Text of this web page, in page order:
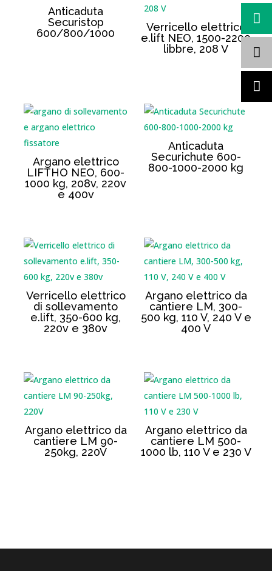
Anticaduta
Securistop
600/800/1000
Verricello elettrico
e.lift NEO, 1500-2200
libbre, 208 V
Argano elettrico
LIFTHO NEO, 600-
1000 kg, 208v, 220v
e 400v
Anticaduta
Securichute 600-
800-1000-2000 kg
Verricello elettrico
di sollevamento
e.lift, 350-600 kg,
220v e 380v
Argano elettrico da
cantiere LM, 300-
500 kg, 110 V, 240 V e
400 V
Argano elettrico da
cantiere LM 90-
250kg, 220V
Argano elettrico da
cantiere LM 500-
1000 lb, 110 V e 230 V